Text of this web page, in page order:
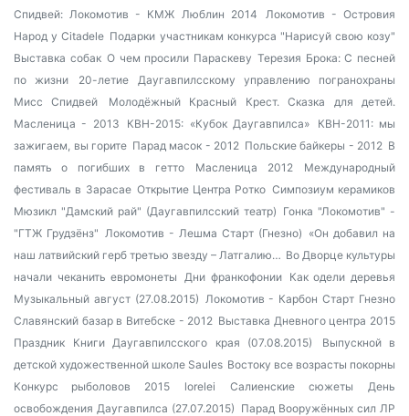
Спидвей: Локомотив - КМЖ Люблин 2014
Локомотив - Островия
Народ у Citadele Подарки участникам конкурса "Нарисуй свою козу"
Выставка собак О чем просили Параскеву Терезия Брока: С песней
по жизни
20-летие Даугавпилсскому управлению погранохраны
Мисс Спидвей
Молодёжный Красный Крест. Сказка для детей.
Масленица - 2013
КВН-2015: «Кубок Даугавпилса»
КВН-2011: мы
зажигаем, вы горите Парад масок - 2012 Польские байкеры - 2012 В
память о погибших в гетто
Масленица 2012
Международный
фестиваль в Зарасае Открытие Центра Ротко Симпозиум керамиков
Мюзикл "Дамский рай" (Даугавпилсский театр) Гонка "Локомотив" -
"ГТЖ Грудзёнз" Локомотив - Лешма Старт (Гнезно) «Он добавил на
наш латвийский герб третью звезду – Латгалию… Во Дворце культуры
начали чеканить евромонеты
Дни франкофонии
Как одели деревья
Музыкальный август (27.08.2015) Локомотив - Карбон Старт Гнезно
Славянский базар в Витебске - 2012 Выставка Дневного центра 2015
Праздник Книги Даугавпилсского края (07.08.2015)
Выпускной в
детской художественной школе Saules Востоку все возрасты покорны
Конкурс рыболовов 2015
lorelei Салиенские сюжеты
День
освобождения Даугавпилса (27.07.2015) Парад Вооружённых сил ЛР